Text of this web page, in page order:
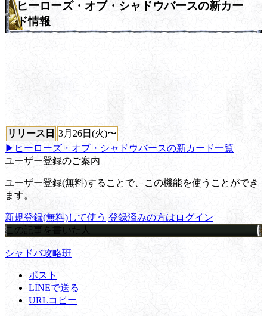
ヒーローズ・オブ・シャドウバースの新カー
ド情報
リリース日 3月26日(火)〜
▶ヒーローズ・オブ・シャドウバースの新カード一覧
ユーザー登録のご案内
ユーザー登録(無料)することで、この機能を使うことができ
ます。
新規登録(無料)して使う 登録済みの方はログイン
この記事を書いた人
シャドバ攻略班
ポスト
LINEで送る
URLコピー